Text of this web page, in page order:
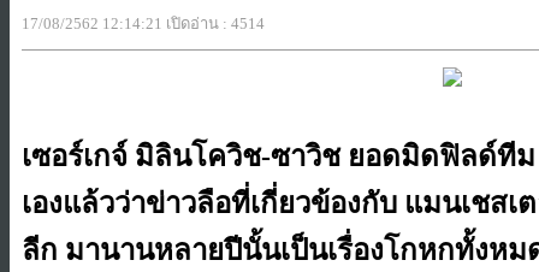
17/08/2562 12:14:21 เปิดอ่าน : 4514
เซอร์เกจ์ มิลินโควิช-ซาวิช ยอดมิดฟิลด์ที
เองแล้วว่าข่าวลือที่เกี่ยวข้องกับ ​แมนเชสเ
ลีก มานานหลายปีนั้นเป็นเรื่องโกหกทั้งหม